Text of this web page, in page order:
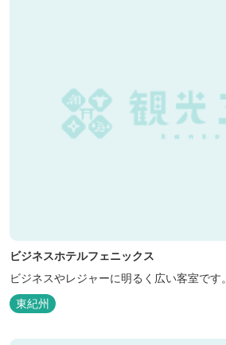
ビジネスホテルフェニックス
ビジネスやレジャーに明るく広い客室です。
東紀州